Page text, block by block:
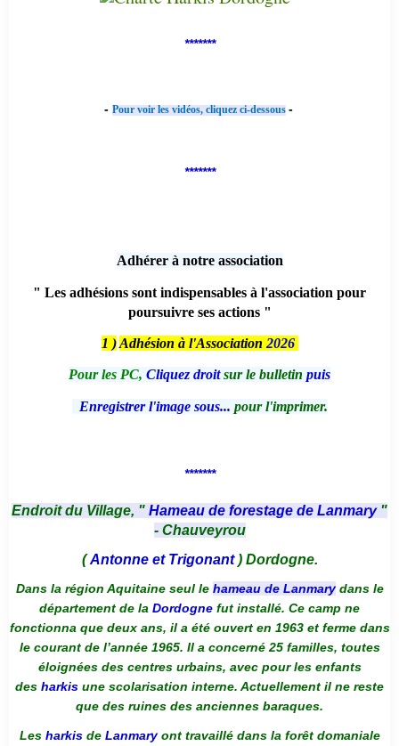
*******
- Pour voir les vidéos, cliquez ci-dessous -
*******
Adhérer à notre association
" Les adhésions sont indispensables à l'association pour
poursuivre ses actions "
1 ) Adhésion à l'Association 2026
Pour les PC, Cliquez droitsur le bulletin puis
Enregistrer l'image sous... pour l'imprimer.
*******
Endroit du Village, " Hameau de forestage de Lanmary "
- Chauveyrou
(Antonne et Trigonant) Dordogne.
Dans la région Aquitaine seul le hameau de Lanmarydans le
département de la Dordogne fut installé. Ce camp ne
fonctionna que deux ans, il a été ouvert en 1963 et ferme dans
le courant de l’année 1965. Il a concerné 25 familles, toutes
éloignées des centres urbains, avec pour les enfants
des harkis une scolarisation interne. Actuellement il ne reste
que des ruines des anciennes baraques.
Les harkis de Lanmaryont travaillé dans la forêt domaniale